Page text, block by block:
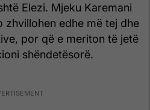
Elezi. Mjeku Karemani
zhvillohen edhe më tej dhe
por që e meriton të jetë
shëndetësorë.